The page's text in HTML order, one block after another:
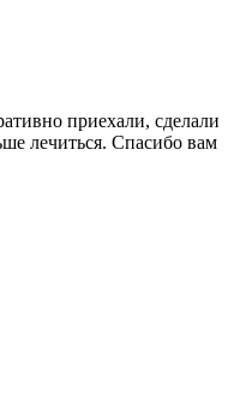
приехали, сделали
лечиться. Спасибо вам